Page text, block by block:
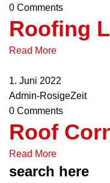
0 Comments
Roofing
Read More
1. Juni 2022
Admin-RosigeZeit
0 Comments
Roof
Read More
search here